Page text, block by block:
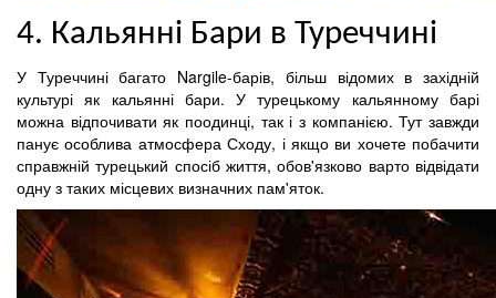
4. Кальянні Бари в Туреччині
У Туреччині багато Nargile-барів, більш відомих в західній
культурі як кальянні бари. У турецькому кальянному барі
можна відпочивати як поодинці, так і з компанією. Тут завжди
панує особлива атмосфера Сходу, і якщо ви хочете побачити
справжній турецький спосіб життя, обов'язково варто відвідати
одну з таких місцевих визначних пам'яток.